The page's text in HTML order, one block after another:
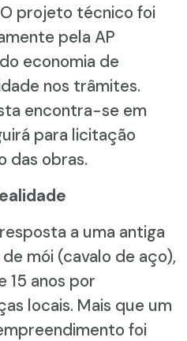
projeto técnico foi
pela AP
economia de
nos trâmites.
encontra-se em
para licitação
das obras.
a uma antiga
mói (cavalo de aço),
15 anos por
locais. Mais que um
foi